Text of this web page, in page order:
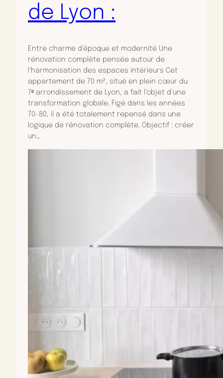
de Lyon :
Entre charme d’époque et modernité Une
rénovation complète pensée autour de
l’harmonisation des espaces intérieurs Cet
appartement de 70 m², situé en plein cœur du
7ᵉ arrondissement de Lyon, a fait l’objet d’une
transformation globale. Figé dans les années
70-80, il a été totalement repensé dans une
logique de rénovation complète. Objectif : créer
un…